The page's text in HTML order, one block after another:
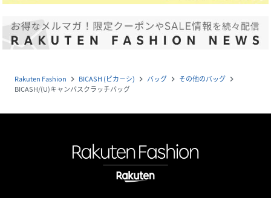
Rakuten Fashion navigate_next BICASH (ビカ－シ) navigate_next バッグ navigate_next その他のバッグ navigate_next
BICASH/(U)キャンバスクラッチバッグ